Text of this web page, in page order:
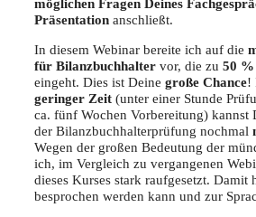
mög­li­chen Fra­gen Dei­nes
Prä­sen­ta­ti­on anschließt.
In die­sem Web­i­nar berei­te ich auf die
für Bilanz­buch­hal­ter vor, die zu 50 %
ein­geht. Dies ist Dei­ne gro­ße Chan­ce!
gerin­ger Zeit (unter einer Stun­de
ca. fünf Wochen Vor­be­rei­tung) kannst
der Bilanz­buch­hal­ter­prü­fung noch­mal
Wegen der gro­ßen Bedeu­tung der
ich, im Ver­gleich zu ver­gan­ge­nen
die­ses Kur­ses stark rauf­ge­setzt.
bespro­chen wer­den kann und zur